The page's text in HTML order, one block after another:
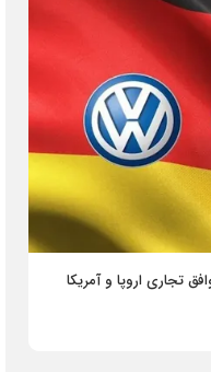
تجاری اروپا و آمریکا